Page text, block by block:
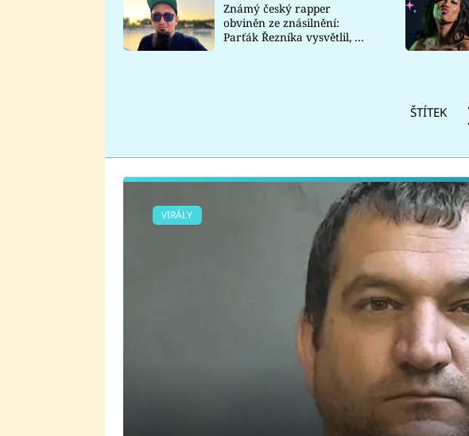
Známý český rapper
obviněn ze znásilnění:
Parťák Řezníka vysvětlil, co
ŠTÍTEK
VIRÁLY